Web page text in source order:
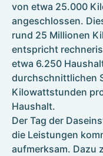
von etwa 25.000
angeschlossen.
rund 25 Millionen
entspricht
etwa 6.250
durchschnittlichen
Kilowattstunden
Haushalt.
Der Tag der
die Leistungen
aufmerksam. Dazu